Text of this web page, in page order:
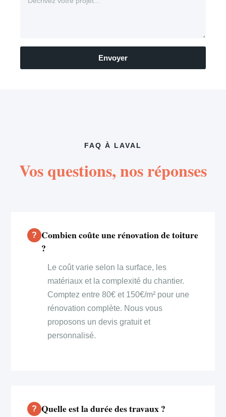
Envoyer
FAQ À LAVAL
Vos questions, nos réponses
Combien coûte une rénovation de toiture
?
Le coût varie selon la surface, les
matériaux et la complexité du chantier.
Comptez entre 80€ et 150€/m² pour une
rénovation complète. Nous vous
proposons un devis gratuit et
personnalisé.
Quelle est la durée des travaux ?